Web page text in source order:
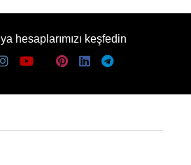
hesaplarımızı keşfedin